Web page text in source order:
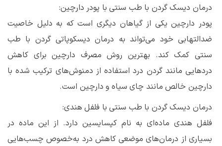
درمان دیسک گردن با طب سنتی با پودر دارچین:
پودر دارچین یکی از گیاهان دیگری است که به دلیل خاصیت
ضدالتهابی خود می‌تواند به درمان دیسکوپاتی گردن با طب
سنتی کمک کند. بهترین روش مصرف دارچین برای کاهش
دردهایی مانند گردن درد استفاده از دمنوش‌های ترکیب شده با
دارچین خالص مانند چای سیاه و دارچین است.
درمان دیسک گردن با طب سنتی با فلفل هندی:
فلفل هندی ماده‌ای به نام کپسایسین دارد. از این ماده در
بسیاری از درمان‌های موضعی کاهش درد به‌خصوص چسب‌هایی